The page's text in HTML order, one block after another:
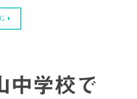
中学校で